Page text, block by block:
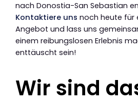
nach Donostia-San Sebastian
Kontaktiere uns noch heute für
Angebot und lass uns
einem reibungslosen Erlebnis
enttäuscht sein!
Wir sind